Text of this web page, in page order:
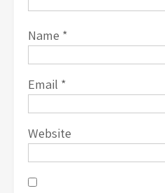
Name *
Email *
Website